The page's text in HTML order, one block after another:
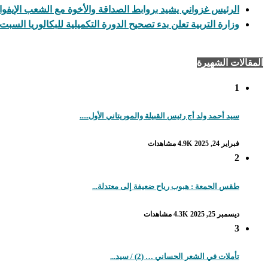
الرئيس غزواني يشيد بروابط الصداقة والأخوة مع الشعب
وزارة التربية تعلن بدء تصحيح الدورة التكميلية للبكالوريا
المقالات الشهيرة
1
سيد أحمد ولد أج رئيس القبيلة والموريتاني الأول.....
فبراير 24, 2025 4.9K مشاهدات
2
طقس الجمعة : هبوب رياح ضعيفة إلى معتدلة...
ديسمبر 25, 2025 4.3K مشاهدات
3
تأملات في الشعر الحساني … (2) / سيد...